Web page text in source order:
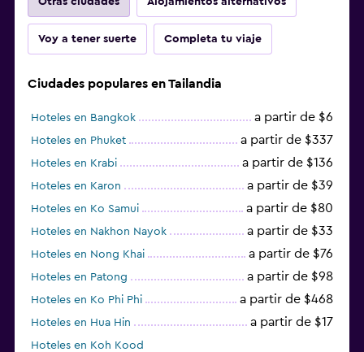
Voy a tener suerte Completa tu viaje
Ciudades populares en Tailandia
Hoteles en Bangkok a partir de $6
Hoteles en Phuket a partir de $337
Hoteles en Krabi a partir de $136
Hoteles en Karon a partir de $39
Hoteles en Ko Samui a partir de $80
Hoteles en Nakhon Nayok a partir de $33
Hoteles en Nong Khai a partir de $76
Hoteles en Patong a partir de $98
Hoteles en Ko Phi Phi a partir de $468
Hoteles en Hua Hin a partir de $17
Hoteles en Koh Kood